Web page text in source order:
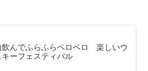
飲んでふらふらベロベロ 楽しいウ
キーフェスティバル